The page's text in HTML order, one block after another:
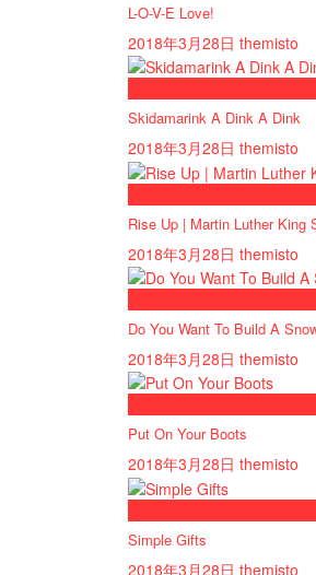
L-O-V-E Love!
2018年3月28日 themisto
Skidamarink A Dink A Dink
2018年3月28日 themisto
Rise Up | Martin Luther King
2018年3月28日 themisto
Do You Want To Build A
2018年3月28日 themisto
Put On Your Boots
2018年3月28日 themisto
Simple Gifts
2018年3月28日 themisto